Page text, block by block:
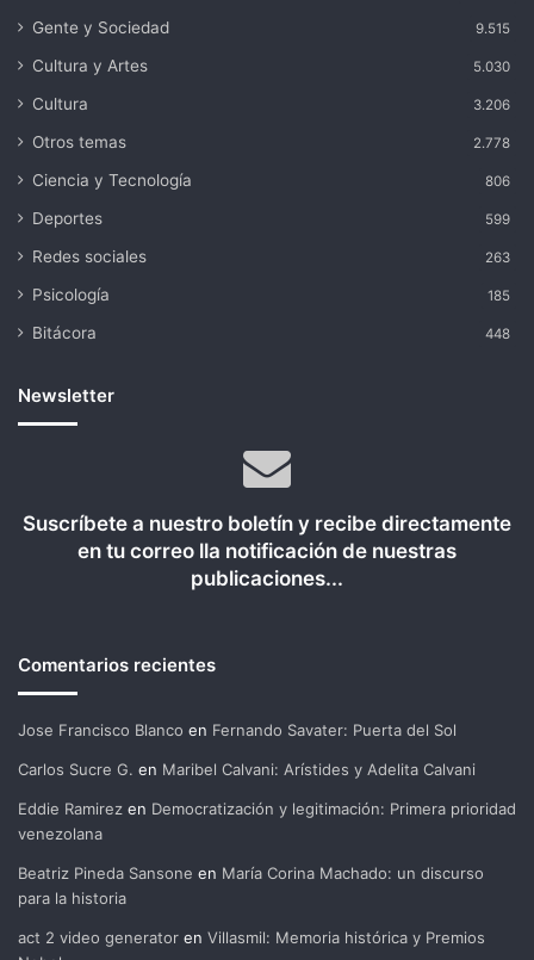
Gente y Sociedad 9.515
Cultura y Artes 5.030
Cultura 3.206
Otros temas 2.778
Ciencia y Tecnología 806
Deportes 599
Redes sociales 263
Psicología 185
Bitácora 448
Newsletter
Suscríbete a nuestro boletín y recibe directamente
en tu correo lla notificación de nuestras
publicaciones...
Comentarios recientes
Jose Francisco Blanco en Fernando Savater: Puerta del Sol
Carlos Sucre G. en Maribel Calvani: Arístides y Adelita Calvani
Eddie Ramirez en Democratización y legitimación: Primera prioridad
venezolana
Beatriz Pineda Sansone en María Corina Machado: un discurso
para la historia
act 2 video generator en Villasmil: Memoria histórica y Premios